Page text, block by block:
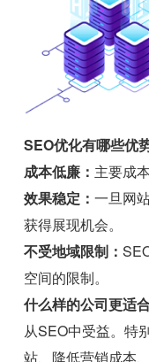
SEO优化有哪些优
成本低廉： 主要成
效果稳定：一旦网
获得展现机会。
不受地域限制：
空间的限制。
什么样的公司更适
从SEO中受益。特
站、降低营销成本